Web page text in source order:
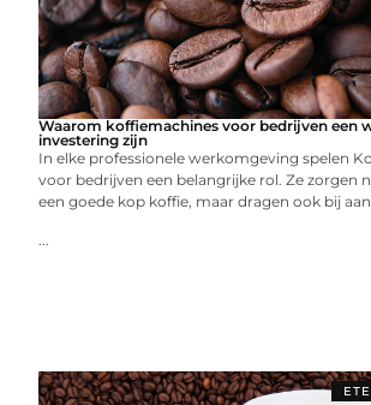
Waarom koffiemachines voor bedrijven een
investering zijn
In elke professionele werkomgeving spelen
voor bedrijven een belangrijke rol. Ze zorgen
een goede kop koffie, maar dragen ook bij aan
...